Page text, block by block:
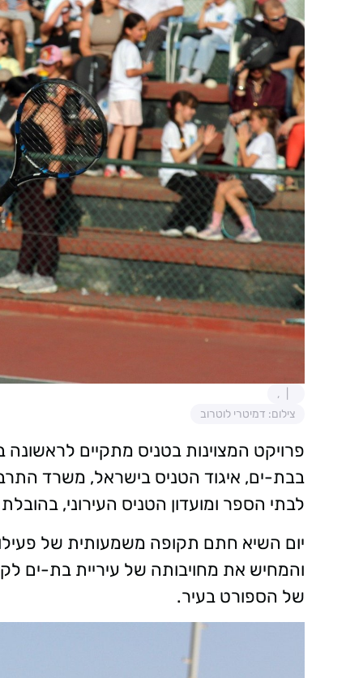
,
צילום: דמיטרי לוטרוב
פרויקט המצוינות בטניס מתקיים
בבת-ים, איגוד הטניס בישראל, משרד
לבתי הספר ומועדון הטניס העירוני, בהובלת
יום השיא חתם תקופה משמעותית של
והמחיש את מחויבותה של עיריית בת-ים
של הספורט בעיר.